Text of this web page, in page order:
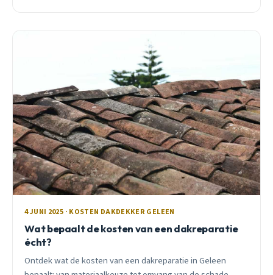
4 JUNI 2025 · KOSTEN DAKDEKKER GELEEN
Wat bepaalt de kosten van een dakreparatie
écht?
Ontdek wat de kosten van een dakreparatie in Geleen